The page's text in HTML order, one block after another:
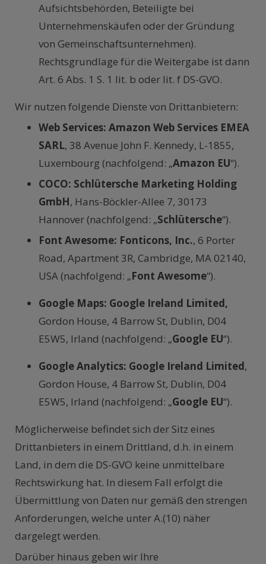
Aufsichtsbehörden, Beteiligte bei
Unternehmenskäufen oder der Gründung
von Gemeinschaftsunternehmen).
Rechtsgrundlage für die Weitergabe ist dann
Art. 6 Abs. 1 S. 1 lit. b oder lit. f DS-GVO.
Wir nutzen folgende Dienste von Drittanbietern:
Web Services: Amazon Web Services EMEA
SARL, 38 Avenue John F. Kennedy, L-1855,
Luxembourg (nachfolgend: „Amazon EU“).
COCO: Schlütersche Marketing Holding
GmbH, Hans-Böckler-Allee 7, 30173
Hannover (nachfolgend: „Schlütersche“).
Font Awesome: Fonticons, Inc., 6 Porter
Road, Apartment 3R, Cambridge, MA 02140,
USA (nachfolgend: „Font Awesome“).
Google Maps: Google Ireland Limited,
Gordon House, 4 Barrow St, Dublin, D04
E5W5, Irland (nachfolgend: „Google EU“).
Google Analytics: Google Ireland Limited,
Gordon House, 4 Barrow St, Dublin, D04
E5W5, Irland (nachfolgend: „Google EU“).
Möglicherweise befindet sich der Sitz eines
Drittanbieters in einem Drittland, d.h. in einem
Land, in dem die DS-GVO keine unmittelbare
Rechtswirkung hat. In diesem Fall erfolgt die
Übermittlung von Daten nur gemäß den strengen
Anforderungen, welche unter A.(10) näher
dargelegt werden.
Darüber hinaus geben wir Ihre